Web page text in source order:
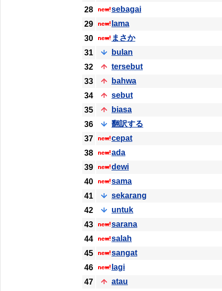
28
sebagai
29
lama
30
まさか
31
bulan
32
tersebut
33
bahwa
34
sebut
35
biasa
36
翻訳する
37
cepat
38
ada
39
dewi
40
sama
41
sekarang
42
untuk
43
sarana
44
salah
45
sangat
46
lagi
47
atau